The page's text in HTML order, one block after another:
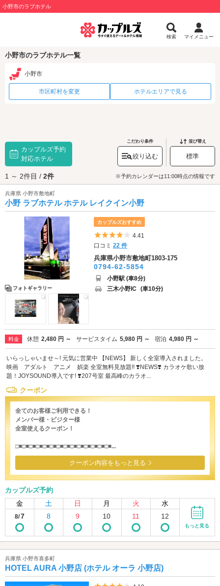
小野市のラブホテル
検索 マイメニュー
小野市のラブホテル一覧
小野市
市区町村を変更 ホテルエリアで見る
カップルズ予約
対応ホテル
こだわり条件
絞り込む
並び替え
標準
1 ～ 2件目 / 2件 ※予約カレンダーは11:00時点の情報です
兵庫県 小野市敷地町
小野 ラブホテル ホテル レイクイン小野
フォトギャラリー
カップルズおすすめ
5つ星のうち4
4.41
口コミ22 件
兵庫県小野市敷地町1803-175
0794-62-5854
小野駅 (車8分)
三木小野IC (車10分)
料金 休憩 2,480 円 ～ サービスタイム 5,980 円 ～ 宿泊 4,980 円 ～
いらっしゃいませ～! 元気に営業中 【NEWS】 新しく全室導入されました。
映画 アダルト アニメ 娯楽 全室無料見放題!! ❣️NEWS❣️ カラオケ歌い放
題！JOYSOUND導入です! ❣️207号室 最高峰のカラオ...
クーポン
全てのお客様ご利用できる！
メンバー様・ビジター様
全室使えるクーポン！
□■□■□■□■□■□■□■□■□■□■□■□■□■□■...
クーポン内容をもっと見る
カップルズ予約
金
土 日 月 火 水
8/7 8 9 10 11 12
もっと見る
兵庫県 小野市喜多町
HOTEL AURA 小野店 (ホテル オーラ 小野店)